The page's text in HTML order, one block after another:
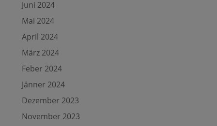
Juni 2024
Mai 2024
April 2024
März 2024
Feber 2024
Jänner 2024
Dezember 2023
November 2023